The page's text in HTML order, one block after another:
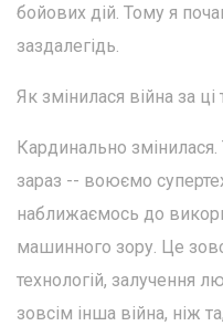
бойових дій. Тому я
заздалегідь.
Як змінилася війна за ці
Кардинально
зараз -- воюємо
наближаємось до
машинного зору. Це
технологій, залучення
зовсім інша війна, ніж